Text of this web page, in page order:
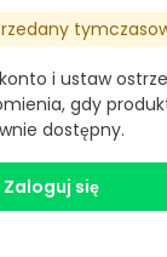
i ustaw
gdy
dostępny.
zaloguj się